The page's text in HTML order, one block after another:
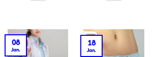
08
Jan.
18
Jan.